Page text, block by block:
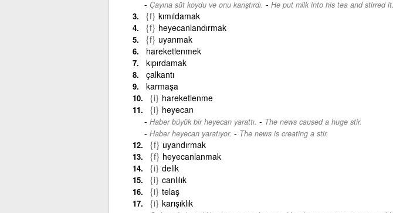
Çayına süt koydu ve onu karıştırdı. - He put milk into his tea and stirred it.
{f} kımıldamak
{f} heyecanlandırmak
{f} uyanmak
hareketlenmek
kıpırdamak
çalkantı
karmaşa
{i} hareketlenme
{i} heyecan
Haber büyük bir heyecan yarattı. - The news caused a huge stir.
Haber heyecan yaratıyor. - The news is creating a stir.
{f} uyandırmak
{f} heyecanlanmak
{i} delik
{i} canlılık
{i} telaş
{i} karışıklık